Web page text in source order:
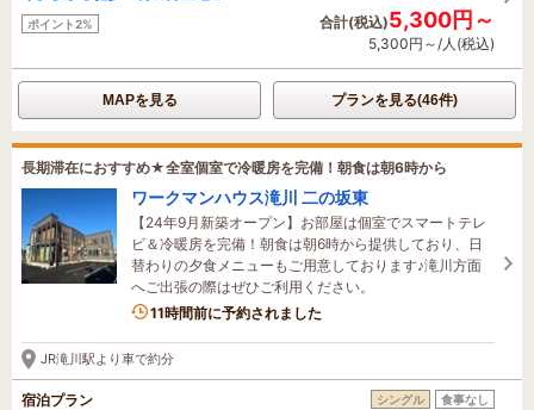
ポイント2% 合計(税込)5,300円～
5,300円～/人(税込)
MAPを見る プランを見る(46件)
長期滞在におすすめ★全室個室で冷暖房を完備！朝食は朝6時から
ワークマンハウス滝川 二の坂東
【24年9月新築オープン】お部屋は個室でスマートテレ
ビ＆冷暖房を完備！朝食は朝6時から提供しており、日
替わりの夕食メニューもご用意しております♪滝川方面
へご出張の際はぜひご利用ください。
11時間前に予約されました
JR滝川駅より車で約分
宿泊プラン シングル 食事なし